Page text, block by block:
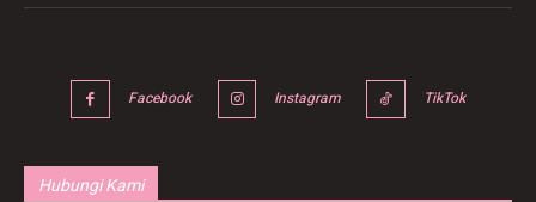
Facebook Instagram TikTok
Hubungi Kami